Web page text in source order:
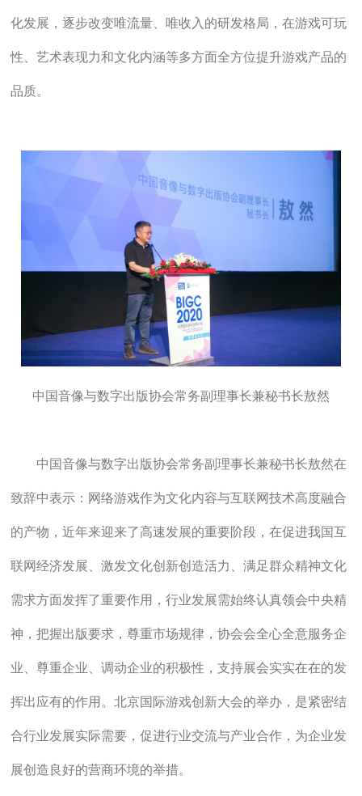
化发展，逐步改变唯流量、唯收入的研发格局，在游戏可玩
性、艺术表现力和文化内涵等多方面全方位提升游戏产品的
品质。
中国音像与数字出版协会常务副理事长兼秘书长敖然
中国音像与数字出版协会常务副理事长兼秘书长敖然在
致辞中表示：网络游戏作为文化内容与互联网技术高度融合
的产物，近年来迎来了高速发展的重要阶段，在促进我国互
联网经济发展、激发文化创新创造活力、满足群众精神文化
需求方面发挥了重要作用，行业发展需始终认真领会中央精
神，把握出版要求，尊重市场规律，协会会全心全意服务企
业、尊重企业、调动企业的积极性，支持展会实实在在的发
挥出应有的作用。北京国际游戏创新大会的举办，是紧密结
合行业发展实际需要，促进行业交流与产业合作，为企业发
展创造良好的营商环境的举措。